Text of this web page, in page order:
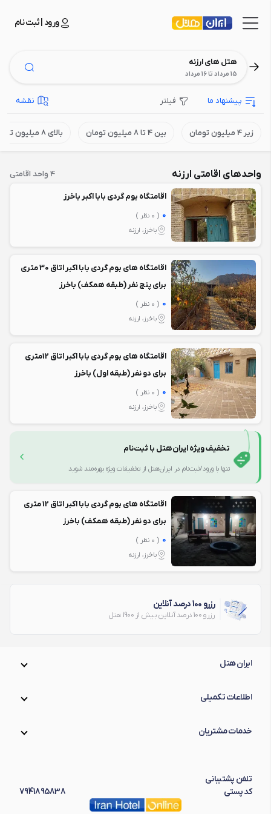
ورود | ثبت نام
هتل های ارزنه
15 مرداد تا 16 مرداد
پیشنهاد ما فیلتر نقشه
زیر 4 میلیون تومان بین 4 تا 8 میلیون تومان بالای 8 میلیون تومان
واحدهای اقامتی ارزنه 4 واحد اقامتی
اقامتگاه بوم گردی بابا اکبر باخرز
0 ( 0 نظر )
باخرز، ارزنه
اقامتگاه های بوم گردی بابا اکبر اتاق 30 متری
برای پنج نفر (طبقه همکف) باخرز
0 ( 0 نظر )
باخرز، ارزنه
اقامتگاه های بوم گردی بابا اکبر اتاق 12متری
برای دو نفر (طبقه اول) باخرز
0 ( 0 نظر )
باخرز، ارزنه
تخفیف ویژه ایران‌هتل با ثبت‌نام
تنها با ورود/ثبت‌نام در ایران‌هتل از تخفیفات ویژه بهره‌مند شوید
اقامتگاه های بوم گردی بابا اکبر اتاق 12 متری
برای دو نفر (طبقه همکف) باخرز
0 ( 0 نظر )
باخرز، ارزنه
رزرو 100 درصد آنلاین
رزرو 100 درصد آنلاین بیش از 1900 هتل
ایران هتل
اطلاعات تکمیلی
خدمات مشتریان
تلفن پشتیبانی
کد پستی
7941895838